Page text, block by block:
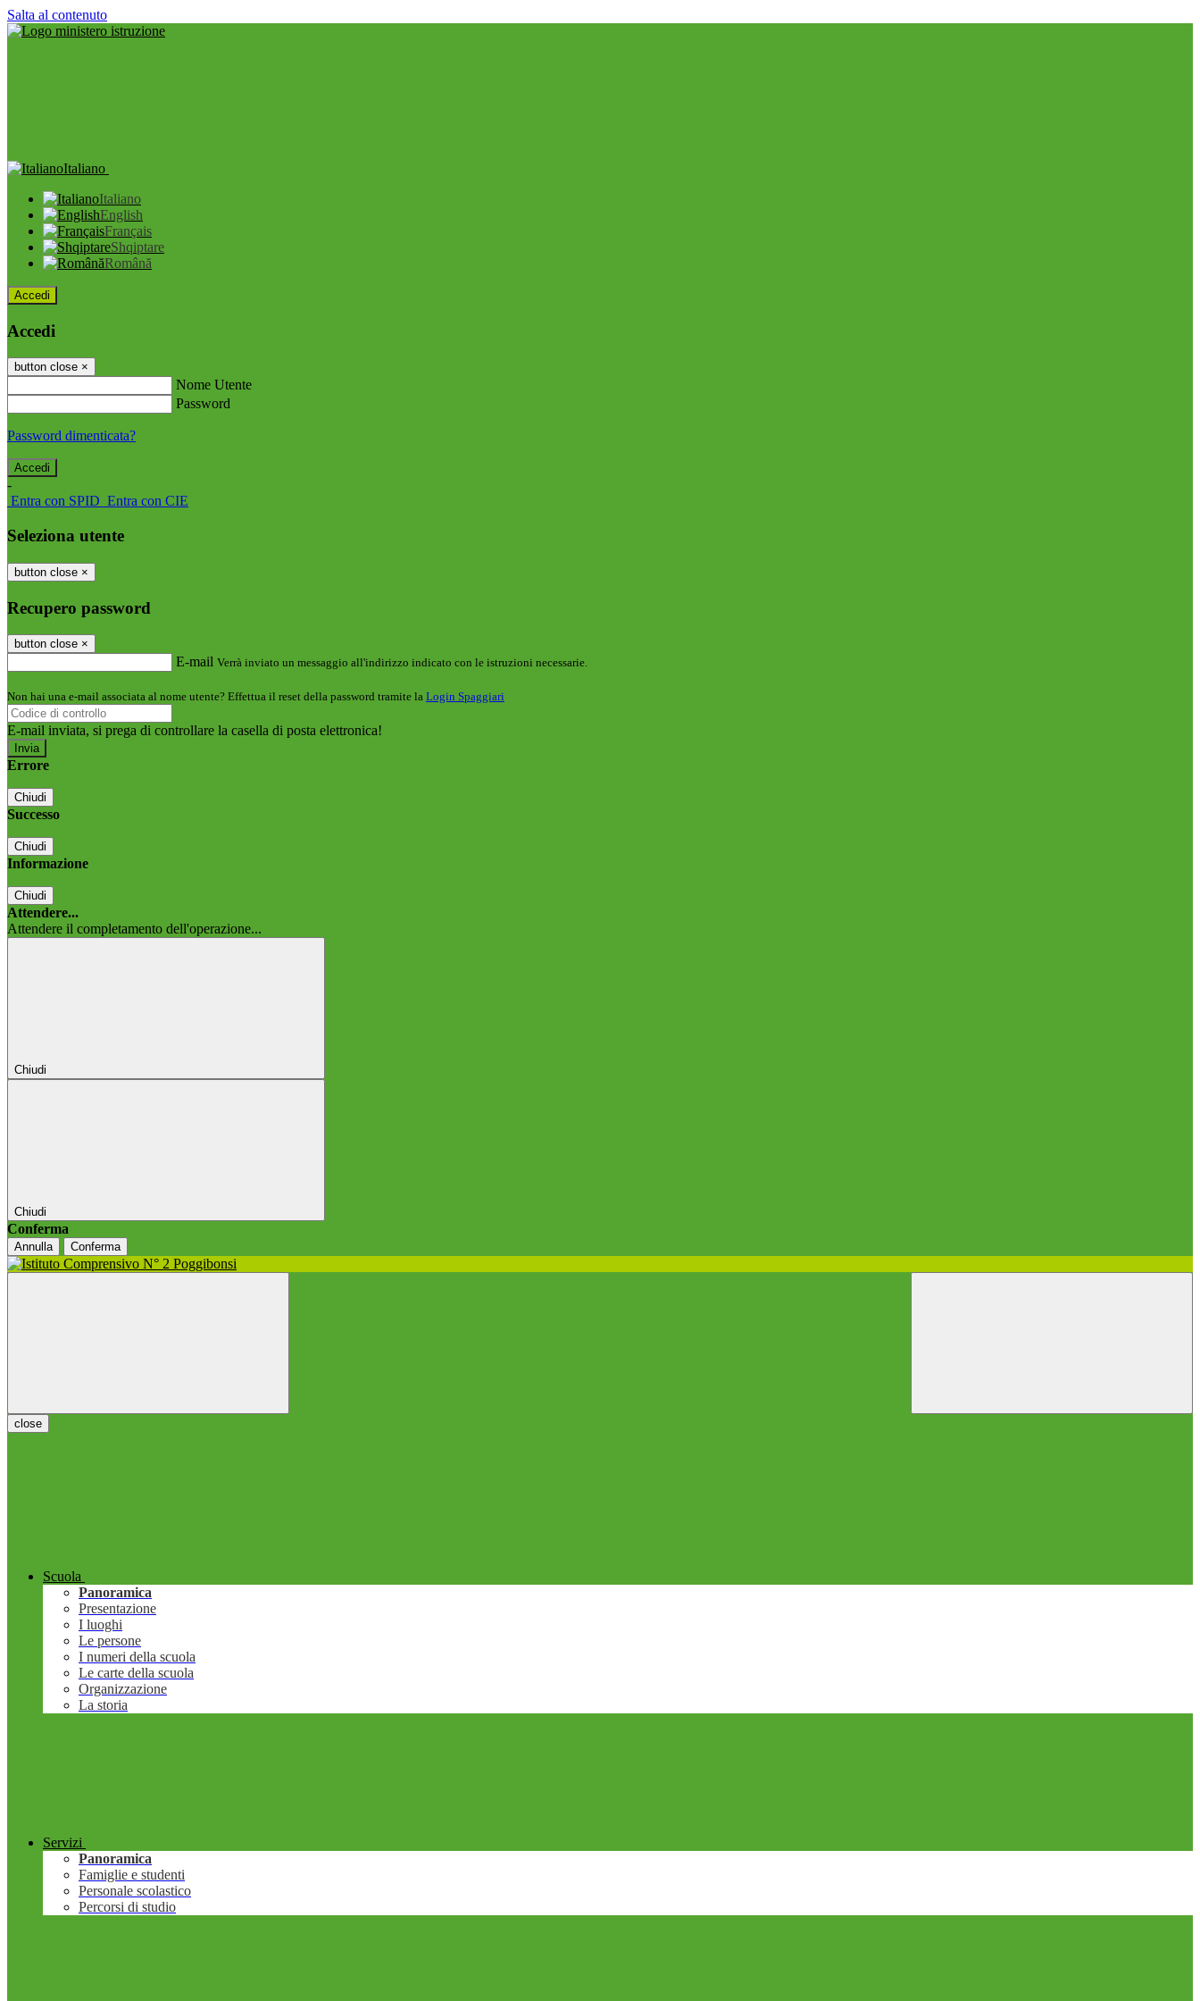
Salta al contenuto
Italiano
Italiano
English
Français
Shqiptare
Română
Accedi
Accedi
button close ×
Nome Utente
Password
Password dimenticata?
-
Entra con SPID Entra con CIE
Seleziona utente
button close ×
Recupero password
button close ×
E-mail Verrà inviato un messaggio all'indirizzo indicato con le istruzioni necessarie.
Non hai una e-mail associata al nome utente? Effettua il reset della password tramite la Login Spaggiari
E-mail inviata, si prega di controllare la casella di posta elettronica!
Errore
Chiudi
Successo
Chiudi
Informazione
Chiudi
Attendere...
Attendere il completamento dell'operazione...
Chiudi
Chiudi
Conferma
Annulla Conferma
close
Scuola
Panoramica
Presentazione
I luoghi
Le persone
I numeri della scuola
Le carte della scuola
Organizzazione
La storia
Servizi
Panoramica
Famiglie e studenti
Personale scolastico
Percorsi di studio